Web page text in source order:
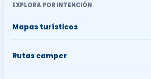
EXPLORA POR INTENCIÓN
Mapas turísticos
Rutas camper